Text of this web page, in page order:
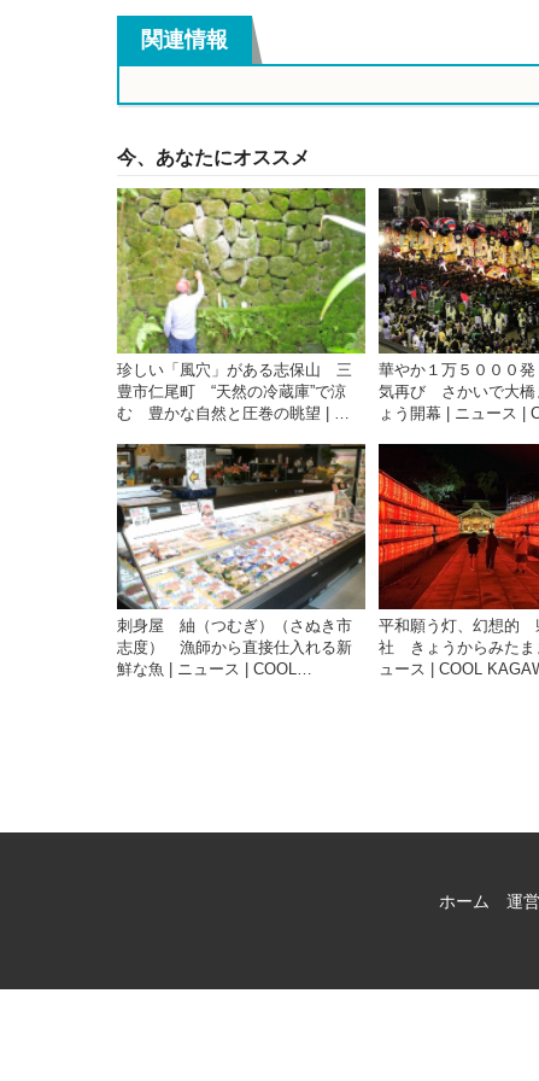
関連情報
今、あなたにオススメ
珍しい「風穴」がある志保山 三
豊市仁尾町 “天然の冷蔵庫”で涼
む 豊かな自然と圧巻の眺望 | ニ
聞社が提供する香川の観光情報サ
イト
華やか１万５０００
気再び さかいで大橋
ょう開幕 | ニュース |
刺身屋 紬（つむぎ）（さぬき市
志度） 漁師から直接仕入れる新
鮮な魚 | ニュース | COOL
平和願う灯、幻想的
社 きょうからみたま
ュース | COOL
ホーム 運